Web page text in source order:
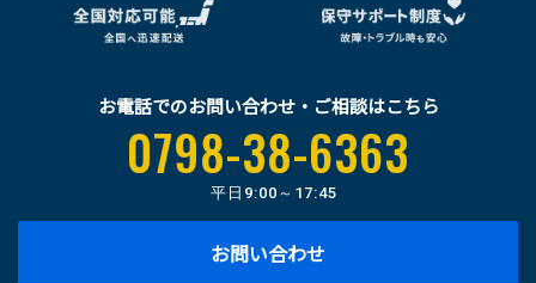
お電話でのお問い合わせ・ご相談はこちら
0798-38-6363
平日 9:00～17:45
お問い合わせ